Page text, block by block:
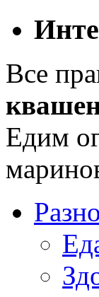
Все
Едим